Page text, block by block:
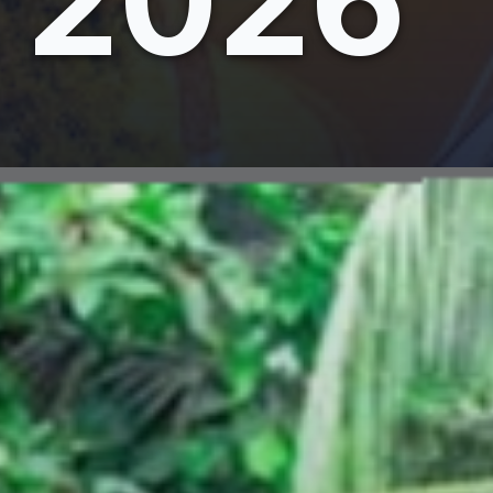
Đang mởhttps://giaydabonghana.com/dia-diem-du-lich-